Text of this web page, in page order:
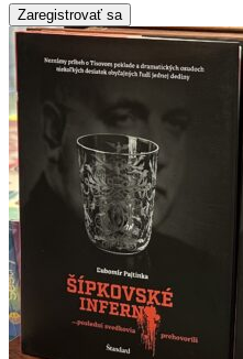
Zaregistrovať sa